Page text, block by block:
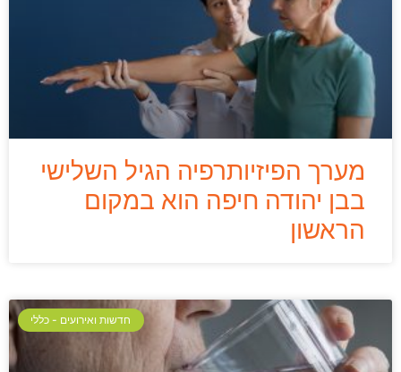
מערך הפיזיותרפיה הגיל השלישי
בבן יהודה חיפה הוא במקום
הראשון
חדשות ואירועים - כללי